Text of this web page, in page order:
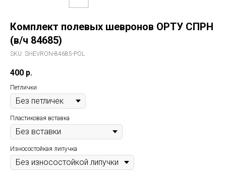
Комплект полевых шевронов ОРТУ СПРН
(в/ч 84685)
SKU: SHEVRON-84685-POL
400 р.
Петлички
Пластиковая вставка
Износостойкая липучка